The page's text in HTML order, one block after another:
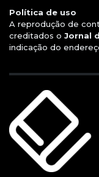
Política de uso
A reprodução de
creditados o Jornal
indicação do